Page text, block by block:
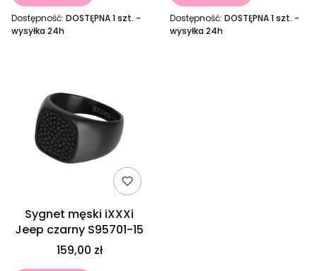
Dostępność: DOSTĘPNA 1 szt. -
wysyłka 24h
Dostępność: DOSTĘPNA 1 szt. -
wysyłka 24h
Sygnet męski iXXXi
Jeep czarny S95701-15
159,00 zł